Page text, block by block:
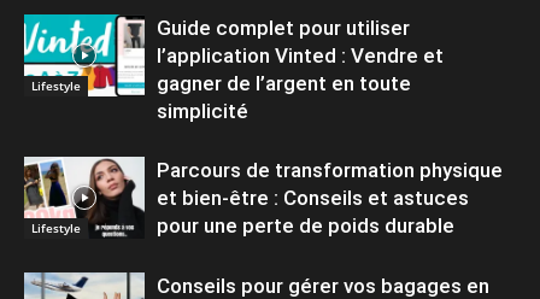
Lifestyle
Guide complet pour utiliser
l’application Vinted : Vendre et
gagner de l’argent en toute
simplicité
Lifestyle
Parcours de transformation physique
et bien-être : Conseils et astuces
pour une perte de poids durable
Conseils pour gérer vos bagages en